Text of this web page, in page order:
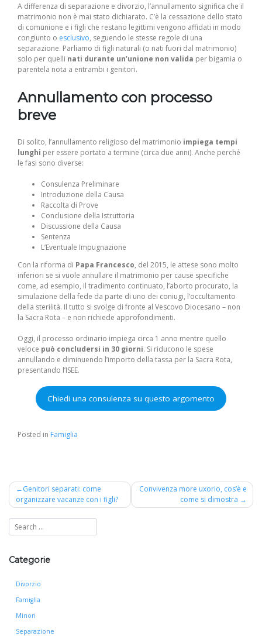
A differenza di separazione e divorzio, l’annullamento significa che il
matrimonio non è mai stato dichiarato. C’è la cessazione dello stato
di comunione e i figli che restano legittimi vengono affidati in modo
congiunto o esclusivo, seguendo le stesse regole di una
separazione. Parliamo di figli naturali (o nati fuori dal matrimonio)
solo per quelli nati durante un’unione non valida per bigamia o
parentela nota a entrambi i genitori.
Annullamento con processo
breve
Di solito, l’annullamento religioso del matrimonio impiega tempi
lunghi per essere portato a termine (circa due anni). Anche perché
le fasi sono diverse:
Consulenza Preliminare
Introduzione della Causa
Raccolta di Prove
Conclusione della Istruttoria
Discussione della Causa
Sentenza
L’Eventuale Impugnazione
Con la riforma di Papa Francesco, del 2015, le attese sono molto
inferiori se si vuole annullare il matrimonio per cause specifiche
come, ad esempio, il tradimento continuato, l’aborto procurato, la
simulazione della fede da parte di uno dei coniugi, l’occultamento
della sterilità. Il tutto si svolge di fronte al Vescovo Diocesano – non
la Sacra Rota – e non richiede approfondimenti.
Oggi, il processo ordinario impiega circa 1 anno mentre quello
veloce può concludersi in 30 giorni. Si riducono le spese
annullando e diminuendo l’importo della tassa per la Sacra Rota,
presentando l’ISEE.
Chiedi una consulenza su questo argomento
Posted in Famiglia
Navigazione
articoli
Genitori separati: come
organizzare vacanze con i figli?
Convivenza more uxorio, cos’è e
come si dimostra
Categorie
Divorzio
Famiglia
Minori
Separazione